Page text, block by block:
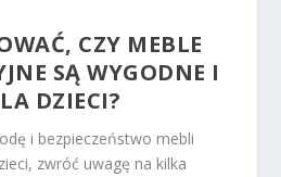
CZY MEBLE
SĄ WYGODNE I
DZIECI?
i bezpieczeństwo mebli
zwróć uwagę na kilka